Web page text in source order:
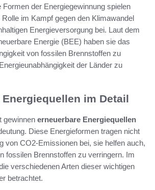
Formen der Energiegewinnung spielen
im Kampf gegen den Klimawandel
Energieversorgung bei. Laut dem
Energie (BEE) haben sie das
von fossilen Brennstoffen zu
der Länder zu
Energiequellen im Detail
gewinnen erneuerbare Energiequellen
Diese Energieformen tragen nicht
von CO2-Emissionen bei, sie helfen auch,
fossilen Brennstoffen zu verringern. Im
verschiedenen Arten dieser wichtigen
betrachtet.